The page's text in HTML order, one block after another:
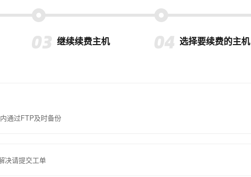
继续续费主机 选择要续费的主机
通过FTP及时备份
决请提交工单